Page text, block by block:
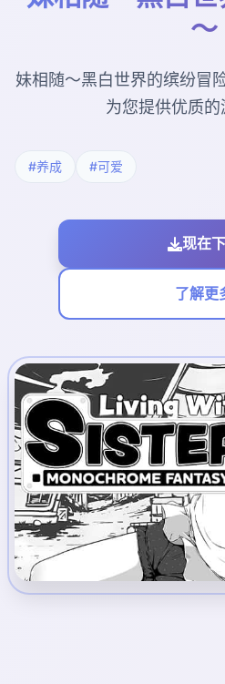
～
妹相随～黑白世界的缤纷冒
为您提供优质的
#养成 #可爱
现在
了解更